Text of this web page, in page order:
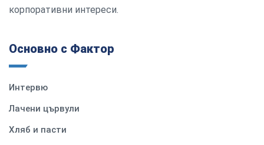
корпоративни интереси.
Основно с Фактор
Интервю
Лачени цървули
Хляб и пасти